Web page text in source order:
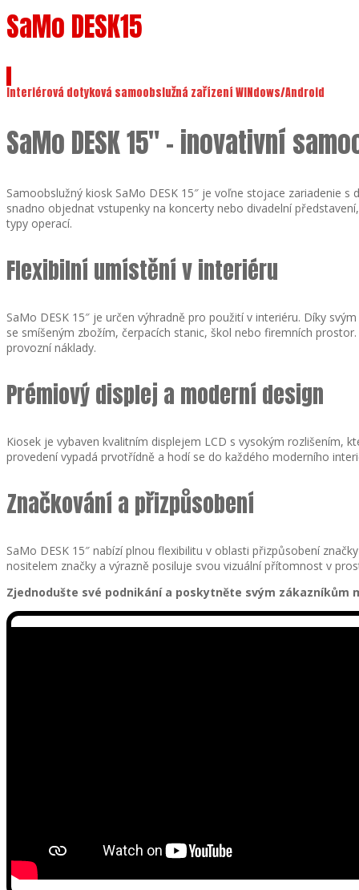
SaMo DESK15
Interiérová dotyková samoobslužná zařízení WINdows/Android
SaMo DESK 15″ – inovativní
Samoobslužný kiosk SaMo DESK 15″ je voľne stojace zariadenie
snadno objednat vstupenky na koncerty nebo divadelní
typy operací.
Flexibilní umístění v interiéru
SaMo DESK 15″ je určen výhradně pro použití v interiéru. Díky
se smíšeným zbožím, čerpacích stanic, škol nebo firemních
provozní náklady.
Prémiový displej a moderní design
Kiosek je vybaven kvalitním displejem LCD s vysokým rozlišením,
provedení vypadá prvotřídně a hodí se do každého moderního
Značkování a přizpůsobení
SaMo DESK 15″ nabízí plnou flexibilitu v oblasti přizpůsobení
nositelem značky a výrazně posiluje svou vizuální přítomnost v
Zjednodušte své podnikání a poskytněte svým zákazníkům